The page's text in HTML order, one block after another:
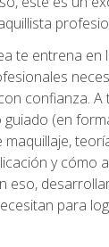
te entrena en
confianza. A
(en
y cómo
eso,
para